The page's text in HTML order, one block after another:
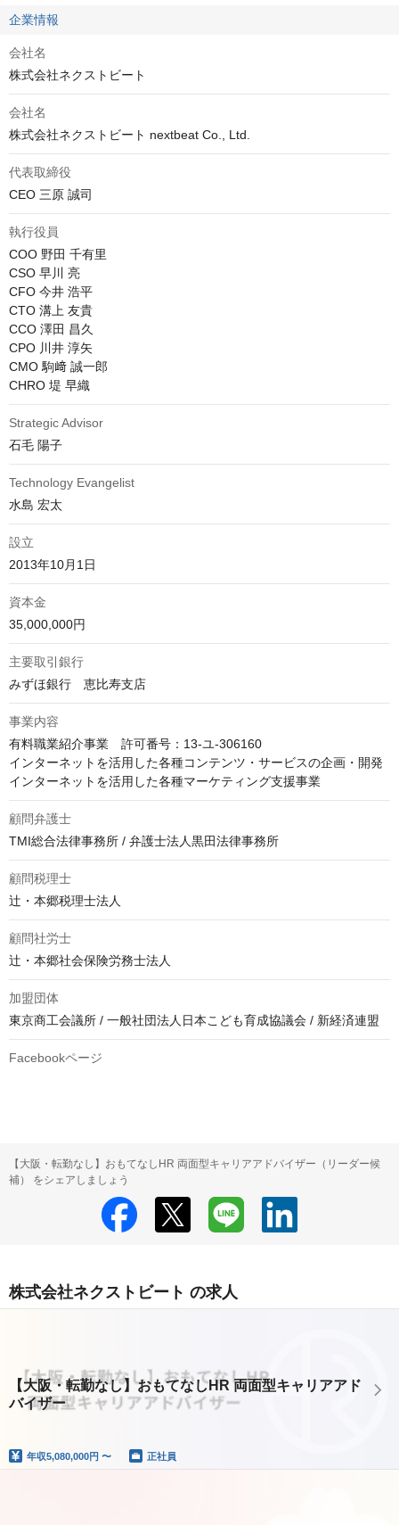
企業情報
会社名
株式会社ネクストビート
会社名
株式会社ネクストビート nextbeat Co., Ltd.
代表取締役
CEO 三原 誠司
執行役員
COO 野田 千有里
CSO 早川 亮
CFO 今井 浩平
CTO 溝上 友貴
CCO 澤田 昌久
CPO 川井 淳矢
CMO 駒﨑 誠一郎
CHRO 堤 早織
Strategic Advisor
石毛 陽子
Technology Evangelist
水島 宏太
設立
2013年10月1日
資本金
35,000,000円
主要取引銀行
みずほ銀行　恵比寿支店
事業内容
有料職業紹介事業　許可番号：13-ユ-306160
インターネットを活用した各種コンテンツ・サービスの企画・開発
インターネットを活用した各種マーケティング支援事業
顧問弁護士
TMI総合法律事務所 / 弁護士法人黒田法律事務所
顧問税理士
辻・本郷税理士法人
顧問社労士
辻・本郷社会保険労務士法人
加盟団体
東京商工会議所 / 一般社団法人日本こども育成協議会 / 新経済連盟
Facebookページ
【大阪・転勤なし】おもてなしHR 両面型キャリアアドバイザー（リーダー候
補） をシェアしましょう
株式会社ネクストビート の求人
【大阪・転勤なし】おもてなしHR 両面型キャリアアド
バイザー
年収5,080,000円 〜 正社員